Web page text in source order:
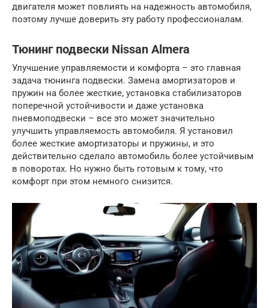
двигателя может повлиять на надежность автомобиля,
поэтому лучше доверить эту работу профессионалам.
Тюнинг подвески Nissan Almera
Улучшение управляемости и комфорта – это главная
задача тюнинга подвески. Замена амортизаторов и
пружин на более жесткие, установка стабилизаторов
поперечной устойчивости и даже установка
пневмоподвески – все это может значительно
улучшить управляемость автомобиля. Я установил
более жесткие амортизаторы и пружины, и это
действительно сделало автомобиль более устойчивым
в поворотах. Но нужно быть готовым к тому, что
комфорт при этом немного снизится.